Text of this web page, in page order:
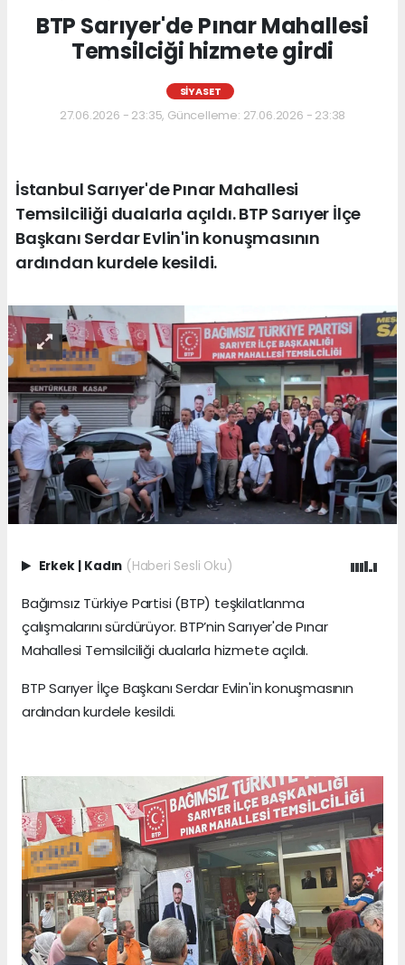
BTP Sarıyer'de Pınar Mahallesi
Temsilciği hizmete girdi
SIYASET
27.06.2026 - 23:35, Güncelleme: 27.06.2026 - 23:38
İstanbul Sarıyer'de Pınar Mahallesi
Temsilciliği dualarla açıldı. BTP Sarıyer İlçe
Başkanı Serdar Evlin'in konuşmasının
ardından kurdele kesildi.
Erkek | Kadın (Haberi Sesli Oku)
Bağımsız Türkiye Partisi (BTP) teşkilatlanma
çalışmalarını sürdürüyor. BTP’nin Sarıyer'de Pınar
Mahallesi Temsilciliği dualarla hizmete açıldı.
BTP Sarıyer İlçe Başkanı Serdar Evlin'in konuşmasının
ardından kurdele kesildi.